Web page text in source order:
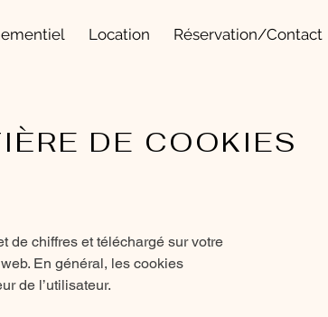
Location Réservation/Contact
DE COOKIES
de chiffres et téléchargé sur votre
En général, les cookies
de l’utilisateur.